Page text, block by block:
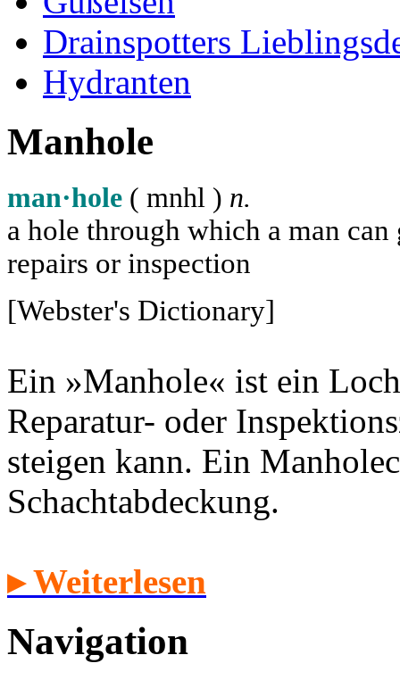
Drainspotters
Hydranten
Manhole
man·hole ( mnhl ) n.
a hole through which a man
repairs or inspection
[Webster's Dictionary]
Ein »Manhole« ist ein
Reparatur- oder
steigen kann. Ein
Schachtabdeckung.
▸ Weiterlesen
Navigation